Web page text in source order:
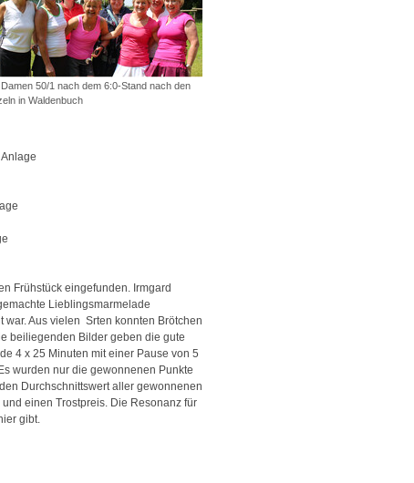
Damen 50/1 nach dem 6:0-Stand nach den
in Waldenbuch
Frühstück eingefunden. Irmgard
Lieblingsmarmelade
war. Aus vielen Srten konnten Brötchen
beiliegenden Bilder geben die gute
4 x 25 Minuten mit einer Pause von 5
wurden nur die gewonnenen Punkte
Durchschnittswert aller gewonnenen
einen Trostpreis. Die Resonanz für
gibt.